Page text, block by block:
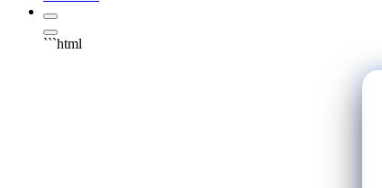
```html